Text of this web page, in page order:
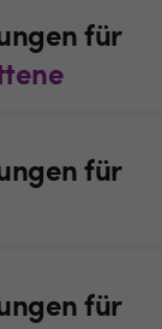
für
für
für